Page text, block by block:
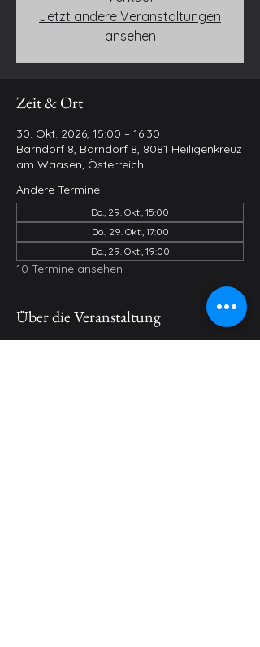
Jetzt andere Veranstaltungen
ansehen
Zeit & Ort
30. Okt. 2026, 15:00 – 16:30
Bärndorf 8, Bärndorf 8, 8081 Heiligenkreuz
am Waasen, Österreich
Andere Termine
Do., 29. Okt., 15:00
Do., 29. Okt., 17:00
Do., 29. Okt., 19:00
10 Termine ansehen
Über die Veranstaltung